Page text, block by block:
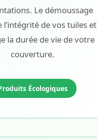
Le démoussage
l’intégrité de vos tuiles et
la durée de vie de votre
couverture.
Écologiques